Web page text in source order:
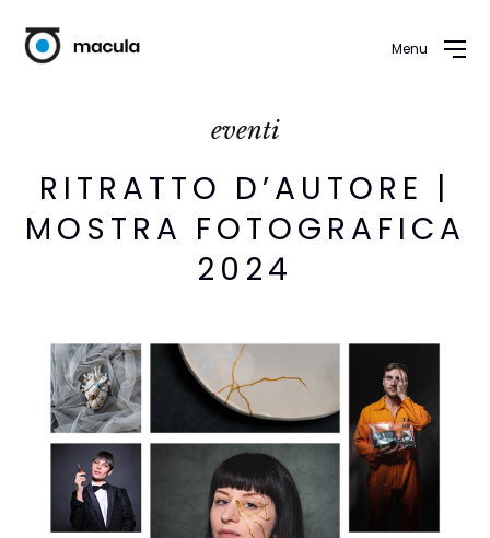
Menu
eventi
RITRATTO D’AUTORE |
MOSTRA FOTOGRAFICA
2024